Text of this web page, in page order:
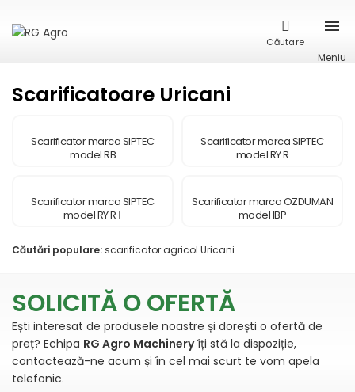
Căutare
Meniu
Scarificatoare Uricani
Scarificator marca SIPTEC
model RB
Scarificator marca SIPTEC
model RY R
Scarificator marca SIPTEC
model RY RТ
Scarificator marca OZDUMAN
model IBP
Căutări populare:scarificator agricol Uricani
SOLICITĂ O OFERTĂ
Ești interesat de produsele noastre și dorești o ofertă de
preț? Echipa RG Agro Machineryîți stă la dispoziție,
contactează-ne acum și în cel mai scurt te vom apela
telefonic.